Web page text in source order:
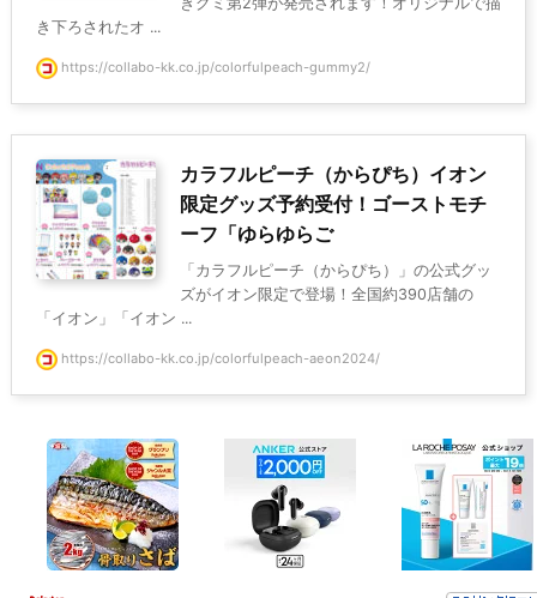
き下ろされたオ ...
https://collabo-kk.co.jp/colorfulpeach-gummy2/
カラフルピーチ（からぴち）イオン
限定グッズ予約受付！ゴーストモチ
ーフ「ゆらゆらご
「カラフルピーチ（からぴち）」の公式グッ
ズがイオン限定で登場！全国約390店舗の
「イオン」「イオン ...
https://collabo-kk.co.jp/colorfulpeach-aeon2024/